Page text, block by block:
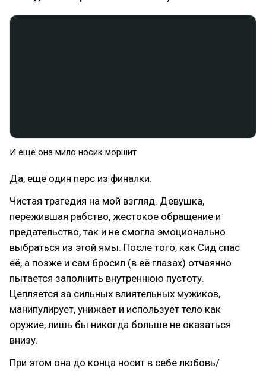
И ещё она мило носик моршит
Да, ещё один перс из финалки.
Чистая трагедия на мой взгляд. Девушка,
пережившая рабство, жестокое обращение и
предательство, так и не смогла эмоционально
выбраться из этой ямы. После того, как Сид спас
её, а позже и сам бросил (в её глазах) отчаянно
пытается заполнить внутреннюю пустоту.
Цепляется за сильных влиятельных мужиков,
манипулирует, унижает и использует тело как
оружие, лишь бы никогда больше не оказаться
внизу.
При этом она до конца носит в себе любовь/